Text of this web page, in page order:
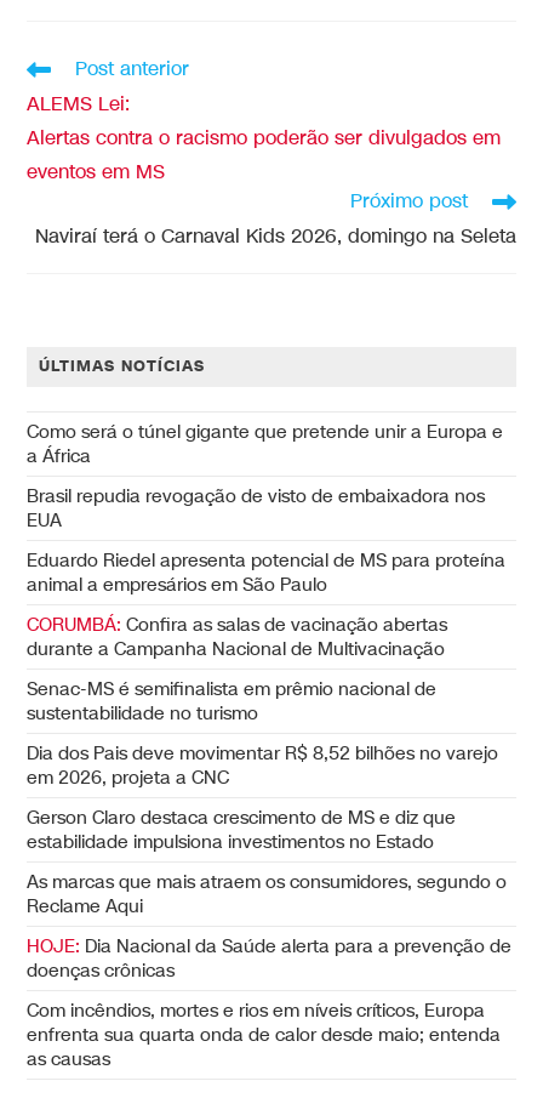
Post anterior
ALEMS Lei:
Alertas contra o racismo poderão ser divulgados em
eventos em MS
Próximo post
Naviraí terá o Carnaval Kids 2026, domingo na Seleta
ÚLTIMAS NOTÍCIAS
Como será o túnel gigante que pretende unir a Europa e
a África
Brasil repudia revogação de visto de embaixadora nos
EUA
Eduardo Riedel apresenta potencial de MS para proteína
animal a empresários em São Paulo
CORUMBÁ: Confira as salas de vacinação abertas
durante a Campanha Nacional de Multivacinação
Senac-MS é semifinalista em prêmio nacional de
sustentabilidade no turismo
Dia dos Pais deve movimentar R$ 8,52 bilhões no varejo
em 2026, projeta a CNC
Gerson Claro destaca crescimento de MS e diz que
estabilidade impulsiona investimentos no Estado
As marcas que mais atraem os consumidores, segundo o
Reclame Aqui
HOJE: Dia Nacional da Saúde alerta para a prevenção de
doenças crônicas
Com incêndios, mortes e rios em níveis críticos, Europa
enfrenta sua quarta onda de calor desde maio; entenda
as causas